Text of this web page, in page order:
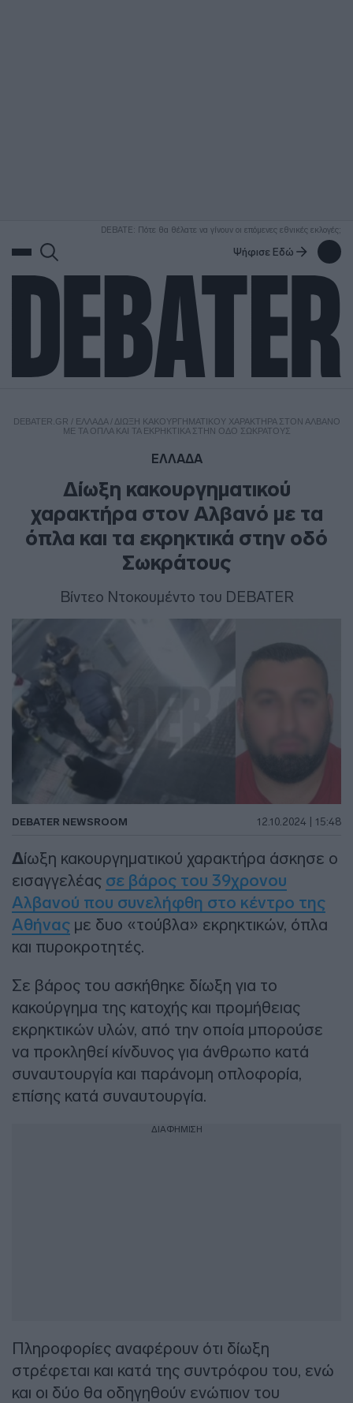
DEBATE: Πότε θα θέλατε να γίνουν οι επόμενες εθνικές εκλογές;
Ψήφισε Εδώ
DEBATER.GR / ΕΛΛΑΔΑ/ ΔΊΩΞΗ ΚΑΚΟΥΡΓΗΜΑΤΙΚΟΎ ΧΑΡΑΚΤΉΡΑ ΣΤΟΝ ΑΛΒΑΝΌ
ΜΕ ΤΑ ΌΠΛΑ ΚΑΙ ΤΑ ΕΚΡΗΚΤΙΚΆ ΣΤΗΝ ΟΔΌ ΣΩΚΡΆΤΟΥΣ
ΕΛΛΑΔΑ
Δίωξη κακουργηματικού
χαρακτήρα στον Αλβανό με τα
όπλα και τα εκρηκτικά στην οδό
Σωκράτους
Βίντεο Ντοκουμέντο του DEBATER
DEBATER NEWSROOM 12.10.2024 | 15:48
Δίωξη κακουργηματικού χαρακτήρα άσκησε ο
εισαγγελέας σε βάρος του 39χρονου
Αλβανού που συνελήφθη στο κέντρο της
Αθήνας με δυο «τούβλα» εκρηκτικών, όπλα
και πυροκροτητές.
Σε βάρος του ασκήθηκε δίωξη για το
κακούργημα της κατοχής και προμήθειας
εκρηκτικών υλών, από την οποία μπορούσε
να προκληθεί κίνδυνος για άνθρωπο κατά
συναυτουργία και παράνομη οπλοφορία,
επίσης κατά συναυτουργία.
ΔΙΑΦΗΜΙΣΗ
Πληροφορίες αναφέρουν ότι δίωξη
στρέφεται και κατά της συντρόφου του, ενώ
και οι δύο θα οδηγηθούν ενώπιον του